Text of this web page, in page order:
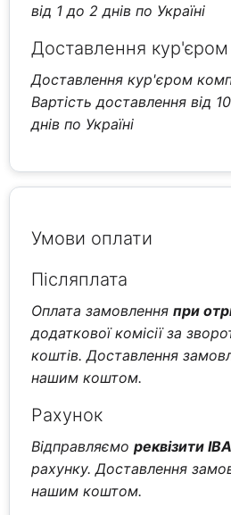
від 1 до 2 днів по Україні
Доставлення
Доставлення кур'єром
Вартість доставлення від
днів по Україні
Умови оплати
Післяплата
Оплата замовленняпри
додаткової комісії за
коштів. Доставлення
нашим коштом.
Рахунок
Відправляємореквізити
рахунку. Доставлення
нашим коштом.